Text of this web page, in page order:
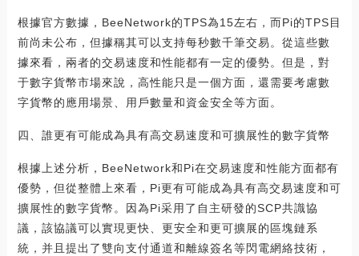
根據官方數據，BeeNetwork的TPS為15左右，而Pi的TPS目
前尚未公布，但據稱其可以支持每秒數千筆交易。從這些數
據來看，兩者的交易速度和性能都有一定的優勢。但是，對
于數字貨幣市場來說，高性能只是一個方面，還需要考慮數
字貨幣的應用場景、用戶數量和資金安全等方面。
四、誰更有可能成為具有高交易速度和可擴展性的數字貨幣
根據上述分析，BeeNetwork和Pi在交易速度和性能方面都有
優勢，但從整體上來看，Pi更有可能成為具有高交易速度和可
擴展性的數字貨幣。因為Pi采用了自主研發的SCP共識協
議，該協議可以實現更快、更安全和更可擴展的區塊鏈系
統，并且提出了雙向支付通道和離線簽名等閃電網絡技術，